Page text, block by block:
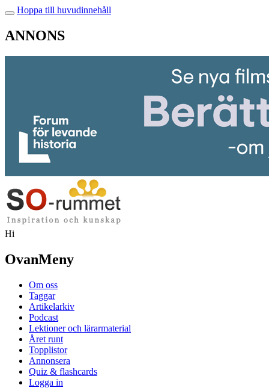
Hoppa till huvudinnehåll
ANNONS
Hi
OvanMeny
Om oss
Taggar
Artikelarkiv
Podcast
Lektioner och lärarmaterial
Året runt
Topplistor
Annonsera
Quiz & flashcards
Logga in